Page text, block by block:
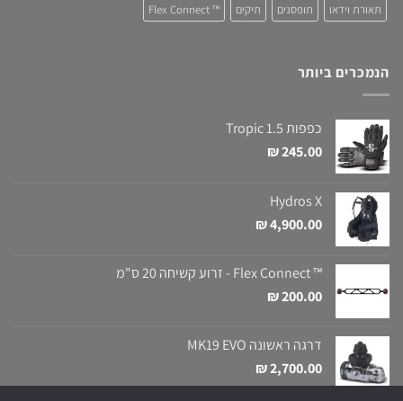
תאורת וידאו
תופסנים תיקים ™ Flex Connect
הנמכרים ביותר
כפפות Tropic 1.5
₪245.00
Hydros X
₪4,900.00
™ Flex Connect - זרוע קשיחה 20 ס"מ
₪200.00
דרגה ראשונה MK19 EVO
₪2,700.00